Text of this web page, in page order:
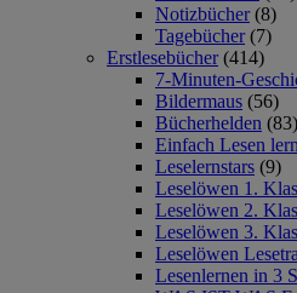
Notizbücher (8)
Tagebücher (7)
Erstlesebücher (414)
7-Minuten-
Bildermaus (56)
Bücherhelden (83)
Einfach Lesen
Leselernstars (9)
Leselöwen 1.
Leselöwen 2.
Leselöwen 3.
Leselöwen
Lesenlernen in 3